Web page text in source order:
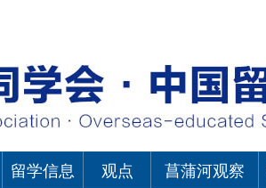
留学信息 观点 菖蒲河观察